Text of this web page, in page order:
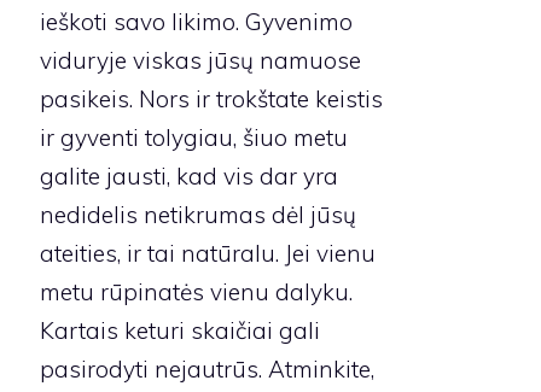
ieškoti savo likimo. Gyvenimo
viduryje viskas jūsų namuose
pasikeis. Nors ir trokštate keistis
ir gyventi tolygiau, šiuo metu
galite jausti, kad vis dar yra
nedidelis netikrumas dėl jūsų
ateities, ir tai natūralu. Jei vienu
metu rūpinatės vienu dalyku.
Kartais keturi skaičiai gali
pasirodyti nejautrūs. Atminkite,